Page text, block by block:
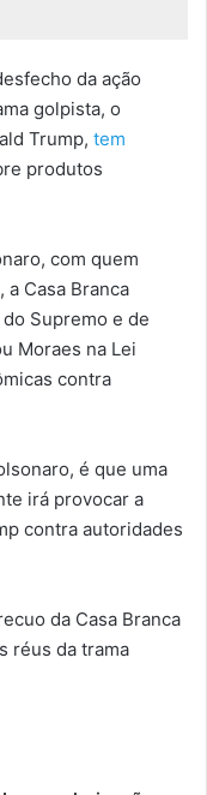
da ação
golpista, o
Trump, tem
produtos
com quem
Casa Branca
Supremo e de
Moraes na Lei
contra
é que uma
irá provocar a
contra autoridades
da Casa Branca
réus da trama